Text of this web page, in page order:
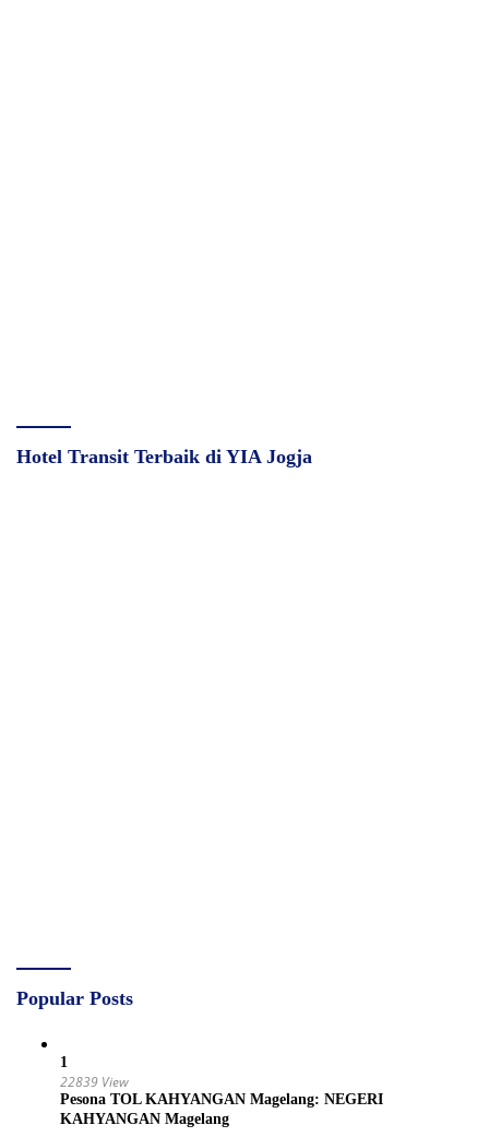
Hotel Transit Terbaik di YIA Jogja
Popular Posts
1
22839 View
Pesona TOL KAHYANGAN Magelang: NEGERI
KAHYANGAN Magelang